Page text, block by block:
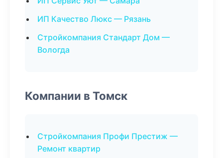
ИП Качество Люкс — Рязань
Стройкомпания Стандарт Дом —
Вологда
Компании в Томск
Стройкомпания Профи Престиж —
Ремонт квартир